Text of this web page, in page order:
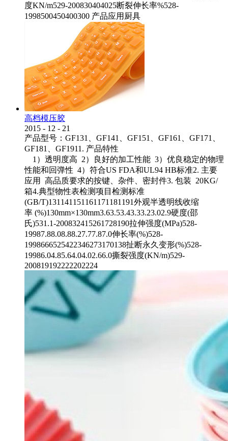
度KN/m529-200830404025断裂伸长率%528-
1998500450400300 产品应用厨具
高档模压胶
2015 - 12 - 21
产品型号：GF131、GF141、GF151、GF161、GF171、
GF181、GF1911. 产品特性
1）透明度高 2）良好的加工性能 3）优良稳定的物理
性能和回弹性 4）符合US FDA和UL94 HB标准2. 主要
应用 高品质要求的按键、杂件、密封件3. 包装 20KG/
箱4.典型物性表检测项目检测标准
(GB/T)131141151161171181191外观半透明线收缩
率 (%)130mm×130mm3.63.53.43.33.23.02.9硬度(邵
氏)531.1-200832415261728190拉伸强度(MPa)528-
19987.88.08.88.27.77.87.0伸长率(%)528-
1998666525422346273170138扯断永久变形(%)528-
19986.04.85.64.04.02.66.0撕裂强度(KN/m)529-
200819192222202224